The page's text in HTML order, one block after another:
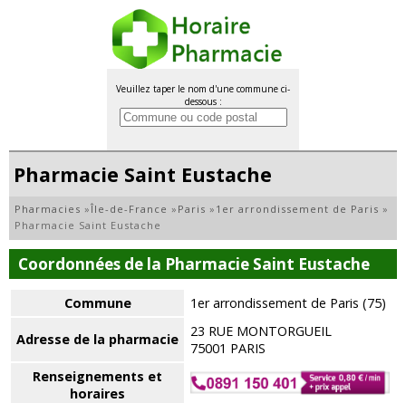
Veuillez taper le nom d'une commune ci-
dessous :
Pharmacie Saint Eustache
Pharmacies »Île-de-France » Paris » 1er arrondissement de Paris »
Pharmacie Saint Eustache
Coordonnées de la Pharmacie Saint Eustache
Commune 1er arrondissement de Paris (75)
Adresse de la pharmacie
23 RUE MONTORGUEIL
75001 PARIS
Renseignements et
horaires